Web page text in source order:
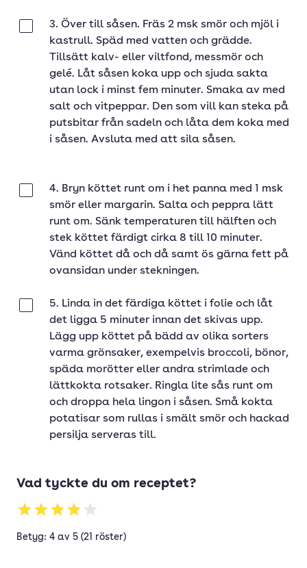
3. Över till såsen. Fräs 2 msk smör och mjöl i
kastrull. Späd med vatten och grädde.
Tillsätt kalv- eller viltfond, messmör och
gelé. Låt såsen koka upp och sjuda sakta
utan lock i minst fem minuter. Smaka av med
salt och vitpeppar. Den som vill kan steka på
putsbitar från sadeln och låta dem koka med
i såsen. Avsluta med att sila såsen.
4. Bryn köttet runt om i het panna med 1 msk
smör eller margarin. Salta och peppra lätt
runt om. Sänk temperaturen till hälften och
stek köttet färdigt cirka 8 till 10 minuter.
Vänd köttet då och då samt ös gärna fett på
ovansidan under stekningen.
5. Linda in det färdiga köttet i folie och låt
det ligga 5 minuter innan det skivas upp.
Lägg upp köttet på bädd av olika sorters
varma grönsaker, exempelvis broccoli, bönor,
späda morötter eller andra strimlade och
lättkokta rotsaker. Ringla lite sås runt om
och droppa hela lingon i såsen. Små kokta
potatisar som rullas i smält smör och hackad
persilja serveras till.
Vad tyckte du om receptet?
Betyg: 4 av 5 (21 röster)